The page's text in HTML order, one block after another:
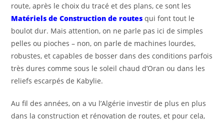
route, après le choix du tracé et des plans, ce sont les
Matériels de Construction de routes qui font tout le
boulot dur. Mais attention, on ne parle pas ici de simples
pelles ou pioches – non, on parle de machines lourdes,
robustes, et capables de bosser dans des conditions parfois
très dures comme sous le soleil chaud d’Oran ou dans les
reliefs escarpés de Kabylie.
Au fil des années, on a vu l’Algérie investir de plus en plus
dans la construction et rénovation de routes, et pour cela,